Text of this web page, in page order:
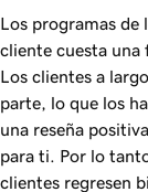
Los programas de
cliente cuesta una
Los clientes a
parte, lo que los
una reseña
para ti. Por lo
clientes regresen